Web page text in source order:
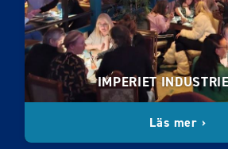
IMPERIET
Läs mer ›